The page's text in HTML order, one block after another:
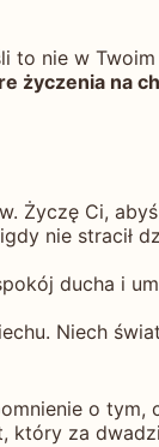
to nie w
życzenia na
Życzę Ci,
nie stracił
ducha i
Niech
o
za